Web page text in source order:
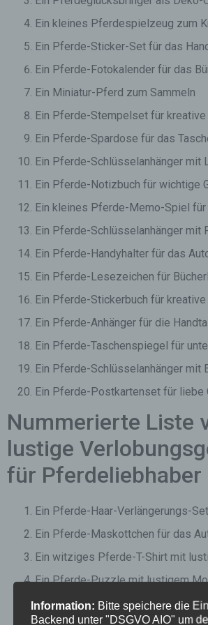
Ein kleines Pferdespielzeug zum
Ein Pferde-Sticker-Set für das
Ein Pferde-Fotokalender für das
Ein Miniatur-Pferd zum Sammeln
Ein Pferde-Stempelset für
Ein Pferde-Spardose für das
Ein Pferde-Schlüsselanhänger mit
Ein Pferde-Notizbuch für wichtige
Ein kleines Pferde-Memo-Spiel
Ein Pferde-Schlüsselanhänger mit
Ein Pferde-Handyhalter für das
Ein Pferde-Lesezeichen für
Ein Pferde-Stickerbuch für kreative
Ein Pferde-Anhänger für die
Ein Pferde-Taschenspiegel für
Ein Pferde-Schlüsselanhänger mit
Ein Pferde-Postkartenset für liebe
Nummerierte Liste
lustige
für Pferdeliebhaber
Ein Pferde-Haar-Verlängerungs-
Ein Pferde-Maskottchen für das
Ein witziges Pferde-T-Shirt mit
Ein Pferde-Puzzle mit lustigem
Ein Pferde-Spielzeug mit
Information: Bitte speichere die
Backend unter "DSGVO AIO" um